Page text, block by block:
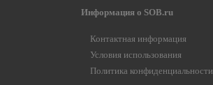
Информация о SOB.ru
Контактная информация
Условия использования
Политика конфиденциальности